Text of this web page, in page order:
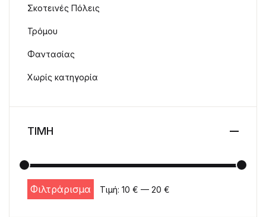
Σκοτεινές Πόλεις
Τρόμου
Φαντασίας
Χωρίς κατηγορία
ΤΙΜΗ
Ελάχιστη τιμή
Μέγιστη τιμή
Φιλτράρισμα Τιμή: 10 € — 20 €